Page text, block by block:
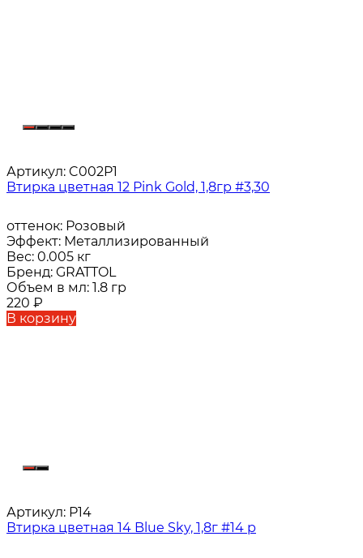
Артикул: C002P1
Втирка цветная 12 Pink Gold, 1,8гр #3,30
оттенок: Розовый
Эффект: Металлизированный
Вес: 0.005 кг
Бренд: GRATTOL
Объем в мл: 1.8 гр
220 ₽
В корзину
Артикул: P14
Втирка цветная 14 Blue Sky, 1,8г #14 р